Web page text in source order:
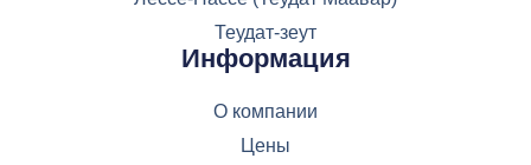
Теудат-зеут
Информация
О компании
Цены